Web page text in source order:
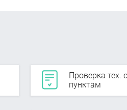
Проверка тех.
пунктам